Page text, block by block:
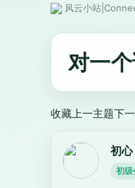
风云小站
对一
收藏上一主题下
初心
初级